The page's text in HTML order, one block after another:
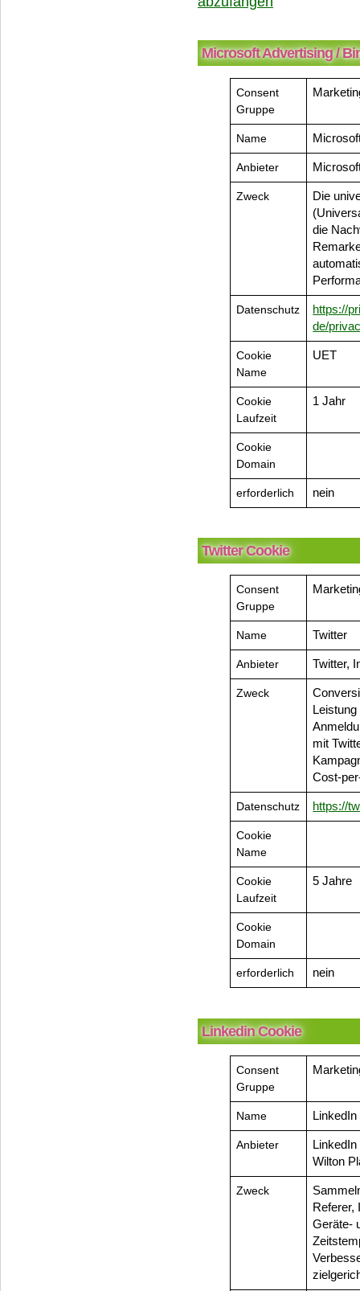
Microsoft Advertising /
Consent
Gruppe
Name
Anbieter
Zweck
Die
die
Datenschutz
https://
de/
Cookie
Name
UET
Cookie
Laufzeit
1 Jahr
Cookie
Domain
erforderlich nein
Twitter Cookie
Consent
Gruppe
Name Twitter
Anbieter Twitter,
Zweck
mit
Cost-
Datenschutz https://
Cookie
Name
Cookie
Laufzeit
5 Jahre
Cookie
Domain
erforderlich nein
Linkedin Cookie
Consent
Gruppe
Name LinkedIn
Anbieter
Wilton
Zweck
Referer,
Geräte-